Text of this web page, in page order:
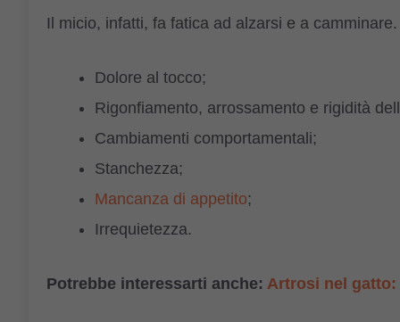
Il micio, infatti, fa fatica ad alzarsi e a
Dolore al tocco;
Rigonfiamento, arrossamento e rigidità
Cambiamenti comportamentali;
Stanchezza;
Mancanza di appetito;
Irrequietezza.
Potrebbe interessarti anche: Artrosi nel gatto: